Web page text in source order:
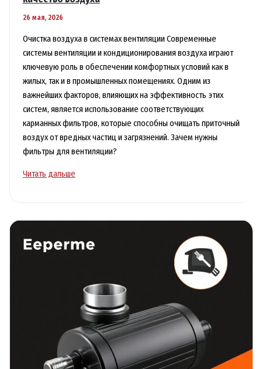
26 мая, 2026
Очистка воздуха в системах вентиляции Современные
системы вентиляции и кондиционирования воздуха играют
ключевую роль в обеспечении комфортных условий как в
жилых, так и в промышленных помещениях. Одним из
важнейших факторов, влияющих на эффективность этих
систем, является использование соответствующих
карманных фильтров, которые способны очищать приточный
воздух от вредных частиц и загрязнений. Зачем нужны
фильтры для вентиляции?
Карманные
качество
Читать дальше